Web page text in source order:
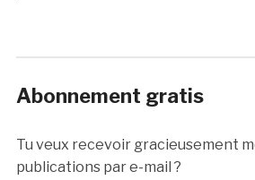
Abonnement gratis
Tu veux recevoir gracieusement
publications par e-mail ?